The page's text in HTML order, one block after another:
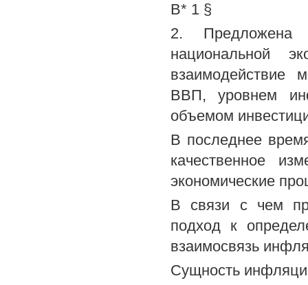
В* 1 §
2. Предложена
национальной
взаимодействие
ВВП, уровнем
объемом
В последнее
качественное
экономические
В связи с чем
подход к
взаимосвязь
Сущность